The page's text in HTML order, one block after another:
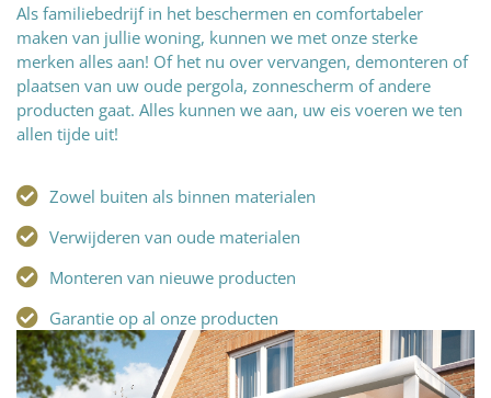
Als familiebedrijf in het beschermen en comfortabeler
maken van jullie woning, kunnen we met onze sterke
merken alles aan! Of het nu over vervangen, demonteren of
plaatsen van uw oude pergola, zonnescherm of andere
producten gaat. Alles kunnen we aan, uw eis voeren we ten
allen tijde uit!
Zowel buiten als binnen materialen
Verwijderen van oude materialen
Monteren van nieuwe producten
Garantie op al onze producten